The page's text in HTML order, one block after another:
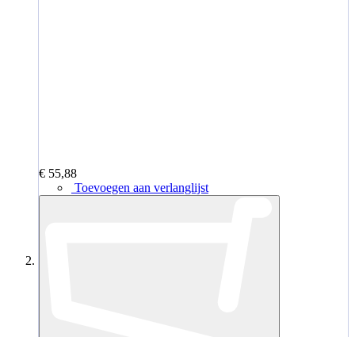
€ 55,88
Toevoegen aan verlanglijst